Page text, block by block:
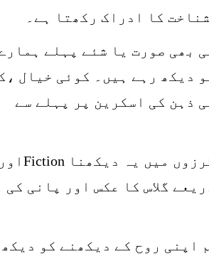
کا ادراک رکھتا ہے۔
بھی صورت یا شئے پہلے
دیکھ رہے ہیں۔ کوئی خیال
ذہن کی اسکرین پر پہلے سے
ہمارے سامنے ایک گلاس رکھا ہوا ہے۔ اس میں پانی بھرا ہوا ہے۔ نظریۂ رنگ و نور کی طرزوں میں یہ دیکھنا Fictionاور
گلاس کا عکس اور پانی کی
اپنی روح کے دیکھنے کو